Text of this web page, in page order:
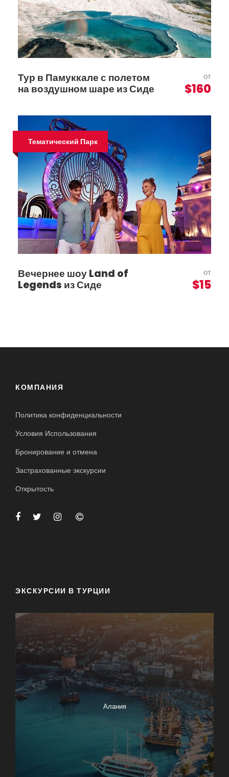
Тур в Памуккале с полетом
на воздушном шаре из Сиде
от
$160
Тематический Парк
Вечернее шоу Land of
Legends из Сиде
от
$15
КОМПАНИЯ
Политика конфиденциальности
Условия Использования
Бронирование и отмена
Застрахованные экскурсии
Открытость
ЭКСКУРСИИ В ТУРЦИИ
Алания